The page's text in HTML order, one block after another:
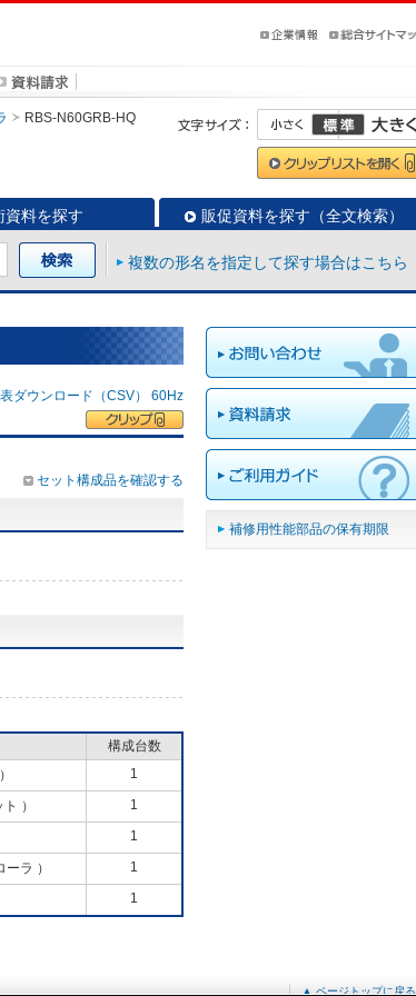
RBS-N60GRB-HQ
資料を探す 販促資料を探す（全文検索）
複数の形名を指定して探す場合はこちら
ダウンロード（CSV） 60Hz
セット構成品を確認する
構成台数
1
） 1
1
ラ ） 1
1
補修用性能部品の保有期限
▲ ページトップに戻る